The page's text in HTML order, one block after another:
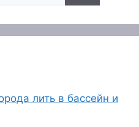
лить в бассейн и